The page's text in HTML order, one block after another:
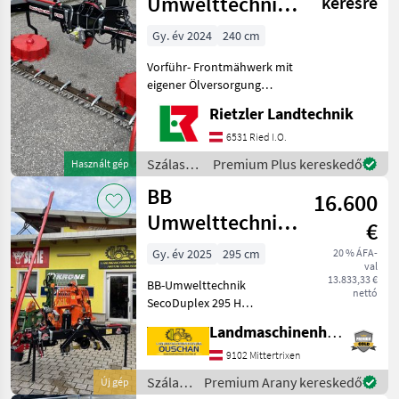
Használt gép
SECO Duplex
240F ECO
Gy. év 2024
240 cm
Vorführ- Frontmähwerk mit
eigener Ölversorgung
Arbeitsbreite 2, 4m /
Transportbreite 2, 65m
einstellbares
Druckbegrenzungsventil
mit Gleitkufen Antrieb über
Zapfwe
Rietzler Landtechnik
6531 Ried I.O.
Szálastakarmány
betakarítók
/ BB
Umwelttechnik
Premium Plus kereskedő
Új gép
BB
Umwelttechnik
SecoDuplex 295
Heckseitenmähwerk
16.600
€
20 % ÁFA-
val
13.833,33 €
nettó
Gy. év 2025
295 cm
BB-Umwelttechnik
SecoDuplex 295 H
Arbeitsbreite 295cm -
Dreipunktanbau Kat II -
Bidux Schneidwerk -
Einstellbare
Landmaschinenhandel Ouschan Anton
9102 Mittertrixen
SzálastakarmányPremium Arany kereskedő